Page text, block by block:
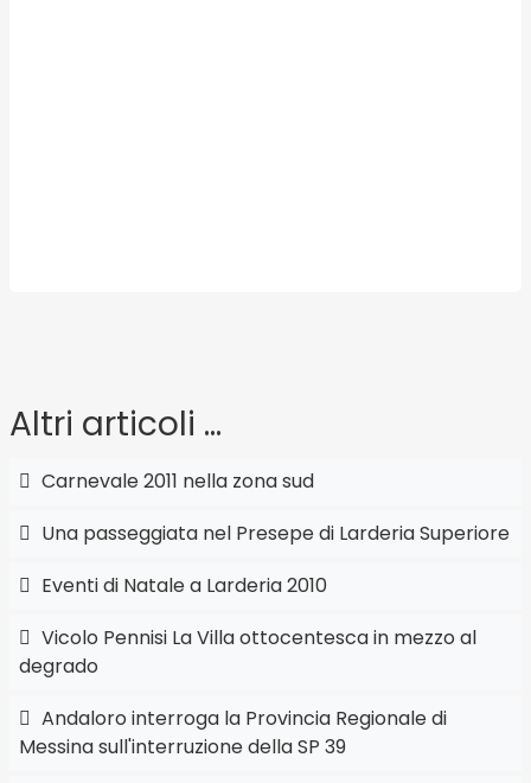
Altri articoli …
Carnevale 2011 nella zona sud
Una passeggiata nel Presepe di Larderia Superiore
Eventi di Natale a Larderia 2010
Vicolo Pennisi La Villa ottocentesca in mezzo al
degrado
Andaloro interroga la Provincia Regionale di
Messina sull'interruzione della SP 39